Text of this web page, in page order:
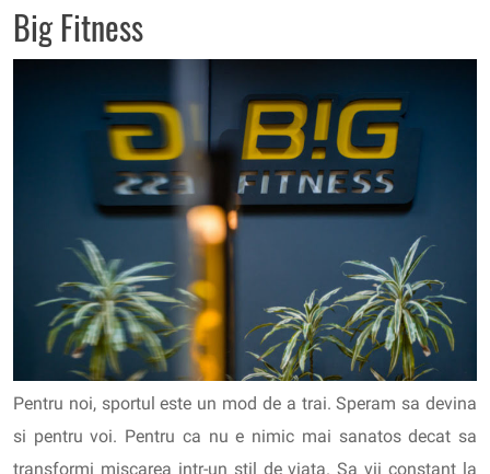
Big Fitness
Pentru noi, sportul este un mod de a trai. Speram sa devina
si pentru voi. Pentru ca nu e nimic mai sanatos decat sa
transformi miscarea intr-un stil de viata. Sa vii constant la